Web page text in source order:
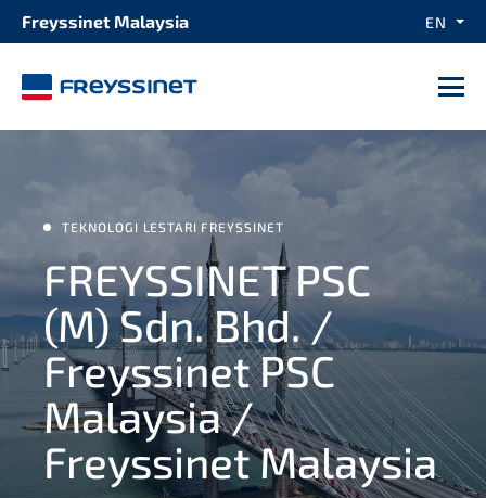
Freyssinet Malaysia EN
TEKNOLOGI LESTARI FREYSSINET
FREYSSINET PSC
(M) Sdn. Bhd. /
Freyssinet PSC
Malaysia /
Freyssinet Malaysia